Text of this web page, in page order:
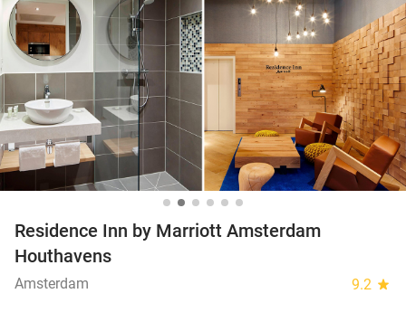
10+ miljoen leden
Residence Inn by Marriott Amsterdam
Houthavens
Amsterdam 9.2 star